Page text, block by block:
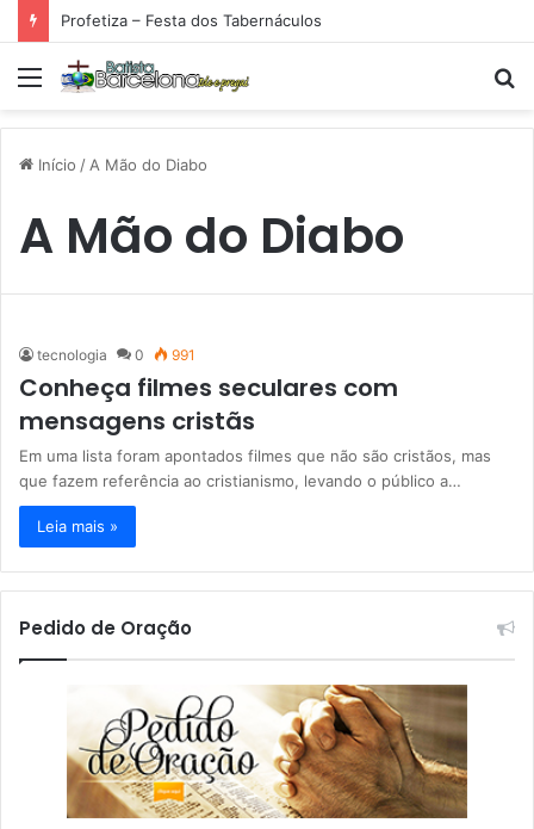
Profetiza – Festa dos Tabernáculos
Menu
Início / A Mão do Diabo
A Mão do Diabo
tecnologia 0 991
Conheça filmes seculares com
mensagens cristãs
Em uma lista foram apontados filmes que não são cristãos, mas
que fazem referência ao cristianismo, levando o público a…
Leia mais »
Pedido de Oração